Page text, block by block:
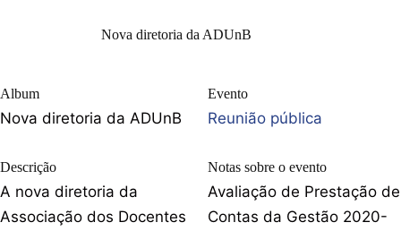
Nova diretoria da ADUnB
Album
Nova diretoria da ADUnB
Descrição
A nova diretoria da
Associação dos Docentes
Evento
Reunião pública
Notas sobre o evento
Avaliação de Prestação de
Contas da Gestão 2020-